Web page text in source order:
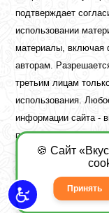
подтверждает
использовании
материалы, включая
авторам.
третьим лицам
использования.
информации сайта -
публикацию или
предварительного
Copyright ©2026
Сайт построен
🍪 Сайт
Принять